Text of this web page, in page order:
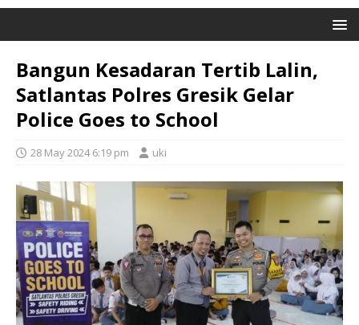
Bangun Kesadaran Tertib Lalin,
Satlantas Polres Gresik Gelar
Police Goes to School
28 May 2024 6:19 pm uki